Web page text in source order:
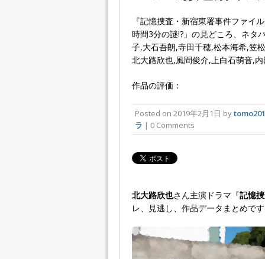
『記憶捜査・新宿東署事件ファイ
時間3分の謎!?」の見どころ、ネタ
子,大石吾朗,寺田千穂,松本海希,笠
北大路欣也,風間俊介,上白石萌音,
作品の評価：
Posted on 2019年2月1日 by
ラ | 0 Comments
北大路欣也さん主演ドラマ『記憶
レ、見逃し、作品データまとめで